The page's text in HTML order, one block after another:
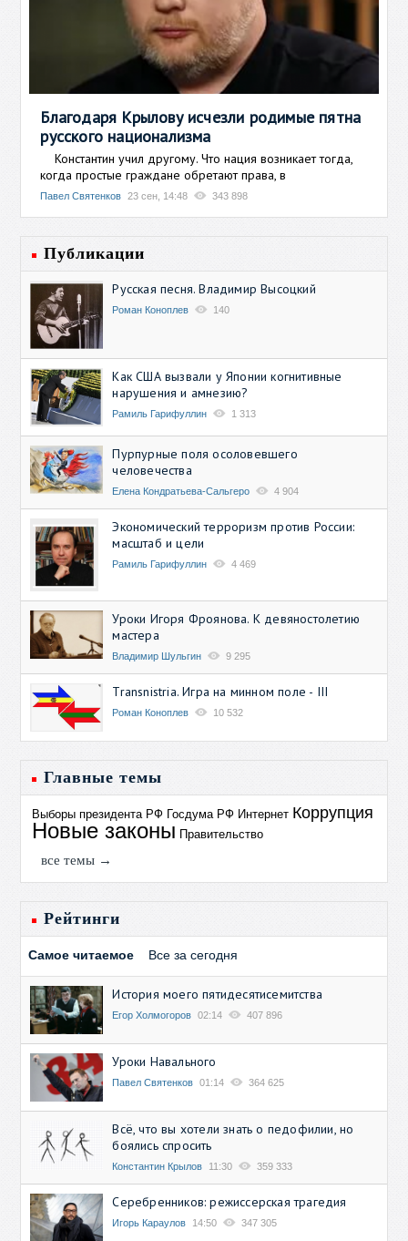
Благодаря Крылову исчезли родимые пятна
русского национализма
Константин учил другому. Что нация возникает тогда,
когда простые граждане обретают права, в
Павел Святенков 23 сен, 14:48 343 898
Публикации
Русская песня. Владимир Высоцкий
Роман Коноплев 140
Как США вызвали у Японии когнитивные
нарушения и амнезию?
Рамиль Гарифуллин 1 313
Пурпурные поля осоловевшего
человечества
Елена Кондратьева-Сальгеро 4 904
Экономический терроризм против России:
масштаб и цели
Рамиль Гарифуллин 4 469
Уроки Игоря Фроянова. К девяностолетию
мастера
Владимир Шульгин 9 295
Transnistria. Игра на минном поле - III
Роман Коноплев 10 532
Главные темы
Выборы президента РФ Госдума РФ Интернет Коррупция
Новые законы Правительство
все темы →
Рейтинги
Самое читаемое Все за сегодня
История моего пятидесятисемитства
Егор Холмогоров 02:14 407 896
Уроки Навального
Павел Святенков 01:14 364 625
Всё, что вы хотели знать о педофилии, но
боялись спросить
Константин Крылов 11:30 359 333
Серебренников: режиссерская трагедия
Игорь Караулов 14:50 347 305